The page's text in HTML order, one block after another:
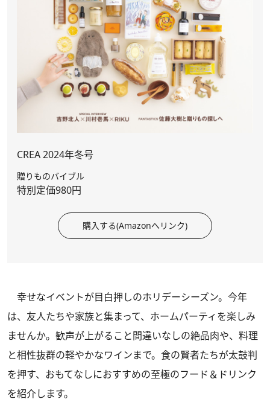
CREA 2024年冬号
贈りものバイブル
特別定価980円
購入する(Amazonへリンク)
幸せなイベントが目白押しのホリデーシーズン。今年
は、友人たちや家族と集まって、ホームパーティを楽しみ
ませんか。歓声が上がること間違いなしの絶品肉や、料理
と相性抜群の軽やかなワインまで。食の賢者たちが太鼓判
を押す、おもてなしにおすすめの至極のフード＆ドリンク
を紹介します。